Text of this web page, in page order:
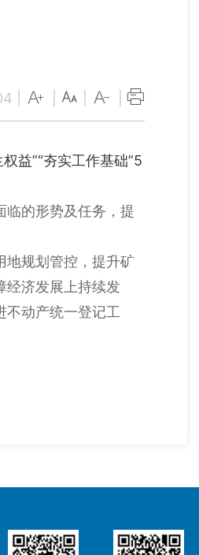
益”“夯实工作基础”5
临的形势及任务，提
地规划管控，提升矿
经济发展上持续发
不动产统一登记工